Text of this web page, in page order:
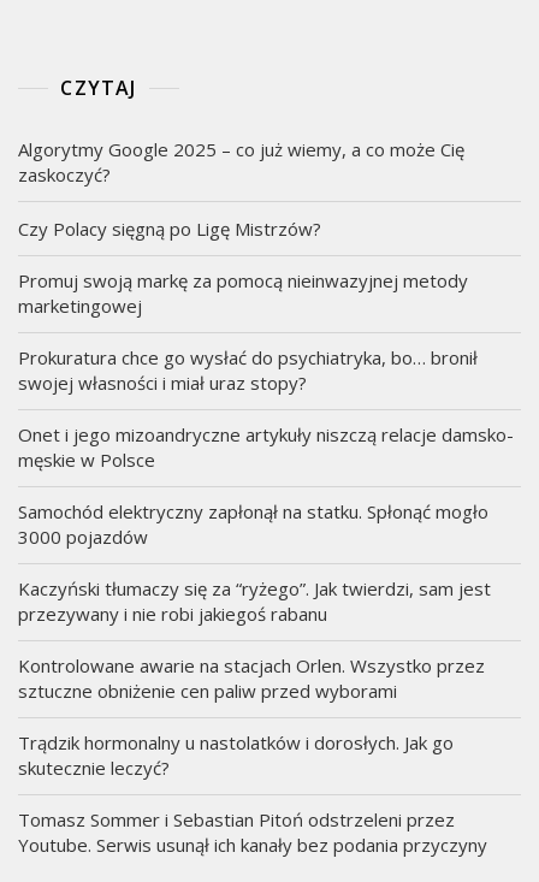
CZYTAJ
Algorytmy Google 2025 – co już wiemy, a co może Cię
zaskoczyć?
Czy Polacy sięgną po Ligę Mistrzów?
Promuj swoją markę za pomocą nieinwazyjnej metody
marketingowej
Prokuratura chce go wysłać do psychiatryka, bo… bronił
swojej własności i miał uraz stopy?
Onet i jego mizoandryczne artykuły niszczą relacje damsko-
męskie w Polsce
Samochód elektryczny zapłonął na statku. Spłonąć mogło
3000 pojazdów
Kaczyński tłumaczy się za “ryżego”. Jak twierdzi, sam jest
przezywany i nie robi jakiegoś rabanu
Kontrolowane awarie na stacjach Orlen. Wszystko przez
sztuczne obniżenie cen paliw przed wyborami
Trądzik hormonalny u nastolatków i dorosłych. Jak go
skutecznie leczyć?
Tomasz Sommer i Sebastian Pitoń odstrzeleni przez
Youtube. Serwis usunął ich kanały bez podania przyczyny